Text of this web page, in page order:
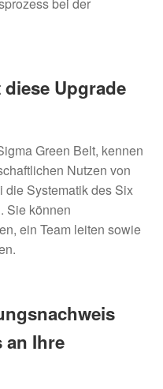
Upgrade
Green Belt, kennen
Nutzen von
die Systematik des Six
Sie können
ein Team leiten sowie
Ihre